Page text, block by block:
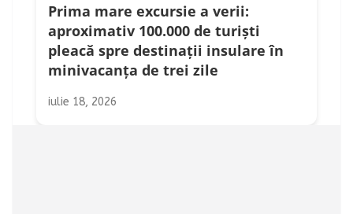
Prima mare excursie a verii:
aproximativ 100.000 de turiști
pleacă spre destinații insulare în
minivacanța de trei zile
iulie 18, 2026